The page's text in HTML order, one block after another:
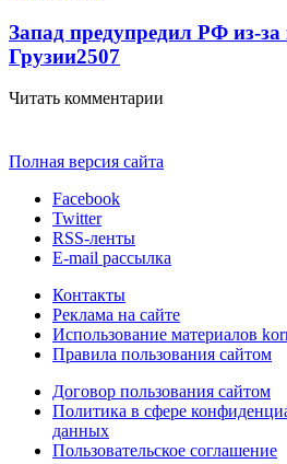
Запад предупредил РФ из-
Грузии2507
Читать комментарии
Полная версия сайта
Facebook
Twitter
RSS-ленты
E-mail рассылка
Контакты
Реклама на сайте
Использование материалов
Правила пользования сайтом
Договор пользования сайтом
Политика в сфере
данных
Пользовательское соглашение